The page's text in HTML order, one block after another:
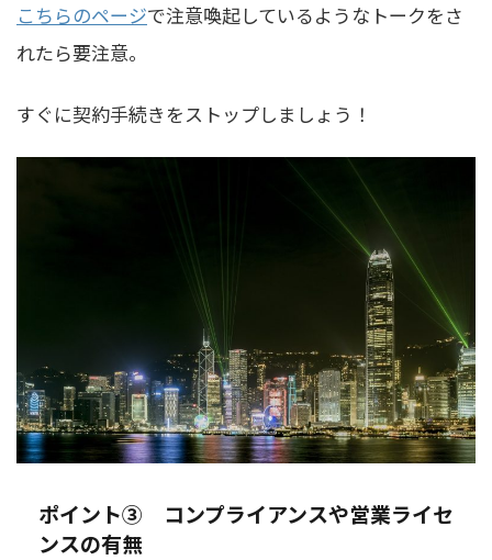
こちらのページで注意喚起しているようなトークをさ
れたら要注意。
すぐに契約手続きをストップしましょう！
ポイント③ コンプライアンスや営業ライセ
ンスの有無